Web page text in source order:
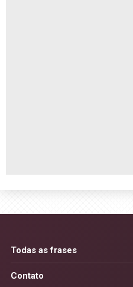
Todas as frases
Contato